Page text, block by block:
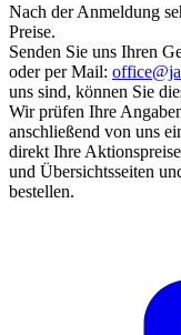
Nach der Anmeldung
Preise.
Senden Sie uns Ihren
oder per Mail:
uns sind, können Sie
Wir prüfen Ihre
anschließend von uns
direkt Ihre
und Übersichtsseiten
bestellen.